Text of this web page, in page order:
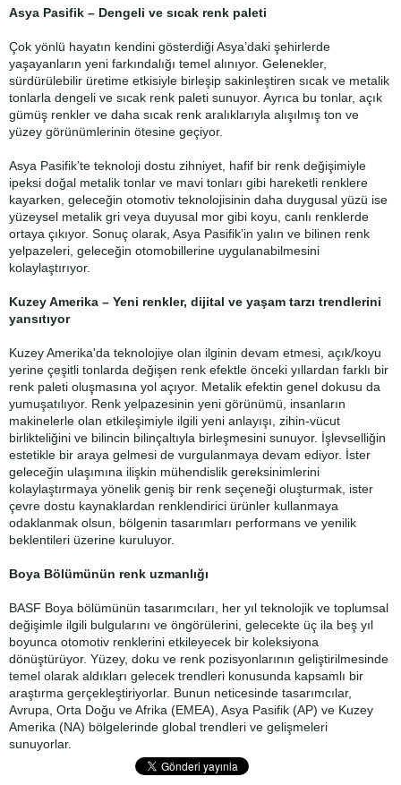
Asya Pasifik – Dengeli ve sıcak renk paleti
Çok yönlü hayatın kendini gösterdiği Asya’daki şehirlerde
yaşayanların yeni farkındalığı temel alınıyor. Gelenekler,
sürdürülebilir üretime etkisiyle birleşip sakinleştiren sıcak ve metalik
tonlarla dengeli ve sıcak renk paleti sunuyor. Ayrıca bu tonlar, açık
gümüş renkler ve daha sıcak renk aralıklarıyla alışılmış ton ve
yüzey görünümlerinin ötesine geçiyor.
Asya Pasifik’te teknoloji dostu zihniyet, hafif bir renk değişimiyle
ipeksi doğal metalik tonlar ve mavi tonları gibi hareketli renklere
kayarken, geleceğin otomotiv teknolojisinin daha duygusal yüzü ise
yüzeysel metalik gri veya duyusal mor gibi koyu, canlı renklerde
ortaya çıkıyor. Sonuç olarak, Asya Pasifik’in yalın ve bilinen renk
yelpazeleri, geleceğin otomobillerine uygulanabilmesini
kolaylaştırıyor.
Kuzey Amerika – Yeni renkler, dijital ve yaşam tarzı trendlerini
yansıtıyor
Kuzey Amerika'da teknolojiye olan ilginin devam etmesi, açık/koyu
yerine çeşitli tonlarda değişen renk efektle önceki yıllardan farklı bir
renk paleti oluşmasına yol açıyor. Metalik efektin genel dokusu da
yumuşatılıyor. Renk yelpazesinin yeni görünümü, insanların
makinelerle olan etkileşimiyle ilgili yeni anlayışı, zihin-vücut
birlikteliğini ve bilincin bilinçaltıyla birleşmesini sunuyor. İşlevselliğin
estetikle bir araya gelmesi de vurgulanmaya devam ediyor. İster
geleceğin ulaşımına ilişkin mühendislik gereksinimlerini
kolaylaştırmaya yönelik geniş bir renk seçeneği oluşturmak, ister
çevre dostu kaynaklardan renklendirici ürünler kullanmaya
odaklanmak olsun, bölgenin tasarımları performans ve yenilik
beklentileri üzerine kuruluyor.
Boya Bölümünün renk uzmanlığı
BASF Boya bölümünün tasarımcıları, her yıl teknolojik ve toplumsal
değişimle ilgili bulgularını ve öngörülerini, gelecekte üç ila beş yıl
boyunca otomotiv renklerini etkileyecek bir koleksiyona
dönüştürüyor. Yüzey, doku ve renk pozisyonlarının geliştirilmesinde
temel olarak aldıkları gelecek trendleri konusunda kapsamlı bir
araştırma gerçekleştiriyorlar. Bunun neticesinde tasarımcılar,
Avrupa, Orta Doğu ve Afrika (EMEA), Asya Pasifik (AP) ve Kuzey
Amerika (NA) bölgelerinde global trendleri ve gelişmeleri
sunuyorlar.